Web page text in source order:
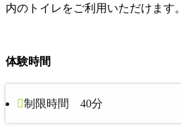
内のトイレをご利用いただけます。
体験時間
制限時間 40分